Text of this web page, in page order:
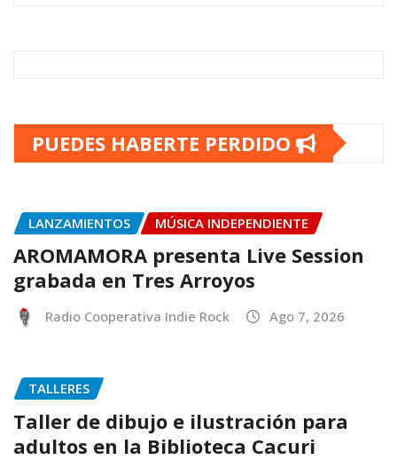
PUEDES HABERTE PERDIDO
LANZAMIENTOS MÚSICA INDEPENDIENTE
AROMAMORA presenta Live Session
grabada en Tres Arroyos
Radio Cooperativa Indie Rock Ago 7, 2026
TALLERES
Taller de dibujo e ilustración para
adultos en la Biblioteca Cacuri